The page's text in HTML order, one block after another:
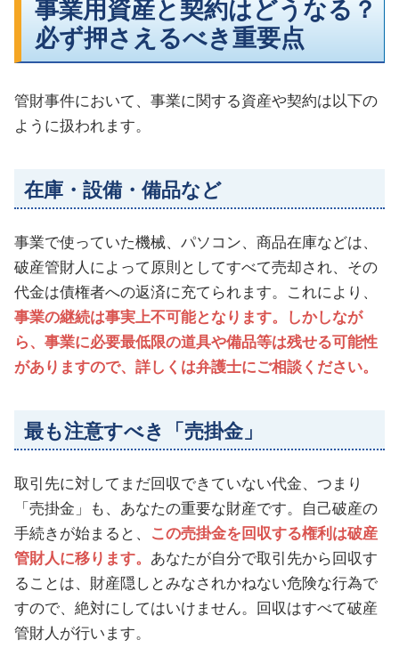
事業用資産と契約はどうなる？
必ず押さえるべき重要点
管財事件において、事業に関する資産や契約は以下の
ように扱われます。
在庫・設備・備品など
事業で使っていた機械、パソコン、商品在庫などは、
破産管財人によって原則としてすべて売却され、その
代金は債権者への返済に充てられます。これにより、
事業の継続は事実上不可能となります。しかしなが
ら、事業に必要最低限の道具や備品等は残せる可能性
がありますので、詳しくは弁護士にご相談ください。
最も注意すべき「売掛金」
取引先に対してまだ回収できていない代金、つまり
「売掛金」も、あなたの重要な財産です。自己破産の
手続きが始まると、
この売掛金を回収する権利は破産
管財人に移ります。 あなたが自分で取引先から回収す
ることは、財産隠しとみなされかねない危険な行為で
すので、絶対にしてはいけません。回収はすべて破産
管財人が行います。